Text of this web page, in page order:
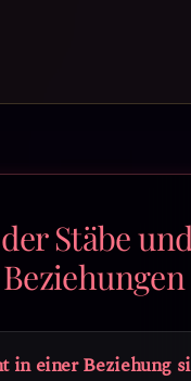
Stäbe
in einer Beziehung